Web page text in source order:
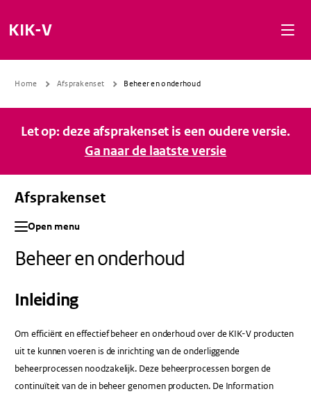
KIK-V
Home Afsprakenset Beheer en onderhoud
Let op: deze afsprakenset is een oudere versie.
Ga naar de laatste versie
Afsprakenset
Open menu
Beheer en onderhoud
Inleiding
Om efficiënt en effectief beheer en onderhoud over de KIK-V producten
uit te kunnen voeren is de inrichting van de onderliggende
beheerprocessen noodzakelijk. Deze beheerprocessen borgen de
continuïteit van de in beheer genomen producten. De Information